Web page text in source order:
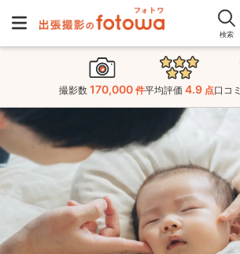
検索
撮影数 170,000 件平均評価 4.9 点口コミ